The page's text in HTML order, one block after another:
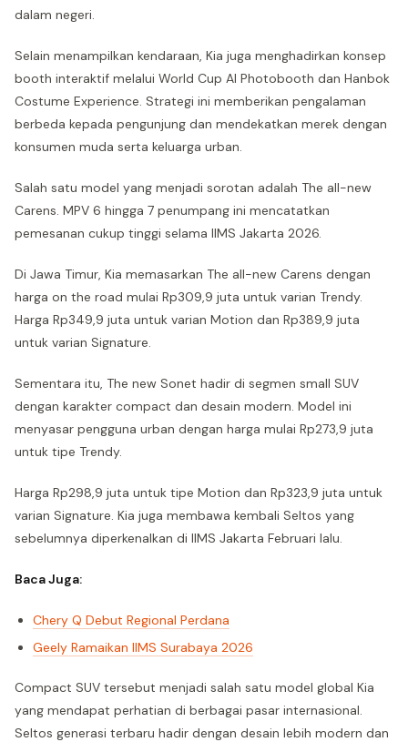
dalam negeri.
Selain menampilkan kendaraan, Kia juga menghadirkan konsep
booth interaktif melalui World Cup AI Photobooth dan Hanbok
Costume Experience. Strategi ini memberikan pengalaman
berbeda kepada pengunjung dan mendekatkan merek dengan
konsumen muda serta keluarga urban.
Salah satu model yang menjadi sorotan adalah The all-new
Carens. MPV 6 hingga 7 penumpang ini mencatatkan
pemesanan cukup tinggi selama IIMS Jakarta 2026.
Di Jawa Timur, Kia memasarkan The all-new Carens dengan
harga on the road mulai Rp309,9 juta untuk varian Trendy.
Harga Rp349,9 juta untuk varian Motion dan Rp389,9 juta
untuk varian Signature.
Sementara itu, The new Sonet hadir di segmen small SUV
dengan karakter compact dan desain modern. Model ini
menyasar pengguna urban dengan harga mulai Rp273,9 juta
untuk tipe Trendy.
Harga Rp298,9 juta untuk tipe Motion dan Rp323,9 juta untuk
varian Signature. Kia juga membawa kembali Seltos yang
sebelumnya diperkenalkan di IIMS Jakarta Februari lalu.
Baca Juga:
Chery Q Debut Regional Perdana
Geely Ramaikan IIMS Surabaya 2026
Compact SUV tersebut menjadi salah satu model global Kia
yang mendapat perhatian di berbagai pasar internasional.
Seltos generasi terbaru hadir dengan desain lebih modern dan